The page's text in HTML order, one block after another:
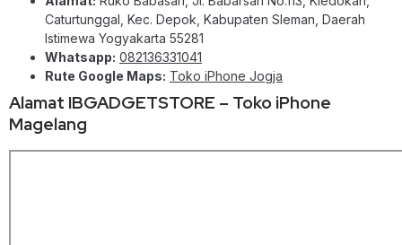
Caturtunggal, Kec. Depok, Kabupaten Sleman, Daerah
Istimewa Yogyakarta 55281
Whatsapp: 082136331041
Rute Google Maps: Toko iPhone Jogja
Alamat IBGADGETSTORE – Toko iPhone
Magelang